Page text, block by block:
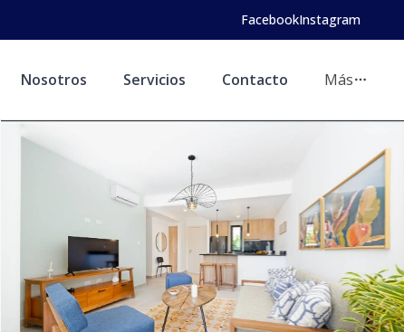
FacebookInstagram
Nosotros Servicios Contacto Más